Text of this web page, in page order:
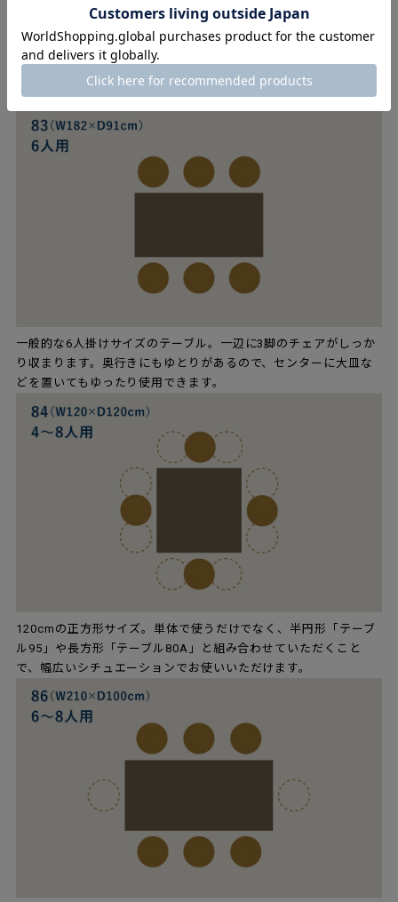
4人でゆとりを持って使えるサイズ。81Aに比べて奥行きが10cm
広いので、ダイニングではもちろんですが、オフィスの作業用の
テーブルとしても活躍します。
一般的な6人掛けサイズのテーブル。一辺に3脚のチェアがしっか
り収まります。奥行きにもゆとりがあるので、センターに大皿な
どを置いてもゆったり使用できます。
120cmの正方形サイズ。単体で使うだけでなく、半円形「テーブ
ル95」や長方形「テーブル80A」と組み合わせていただくこと
で、幅広いシチュエーションでお使いいただけます。